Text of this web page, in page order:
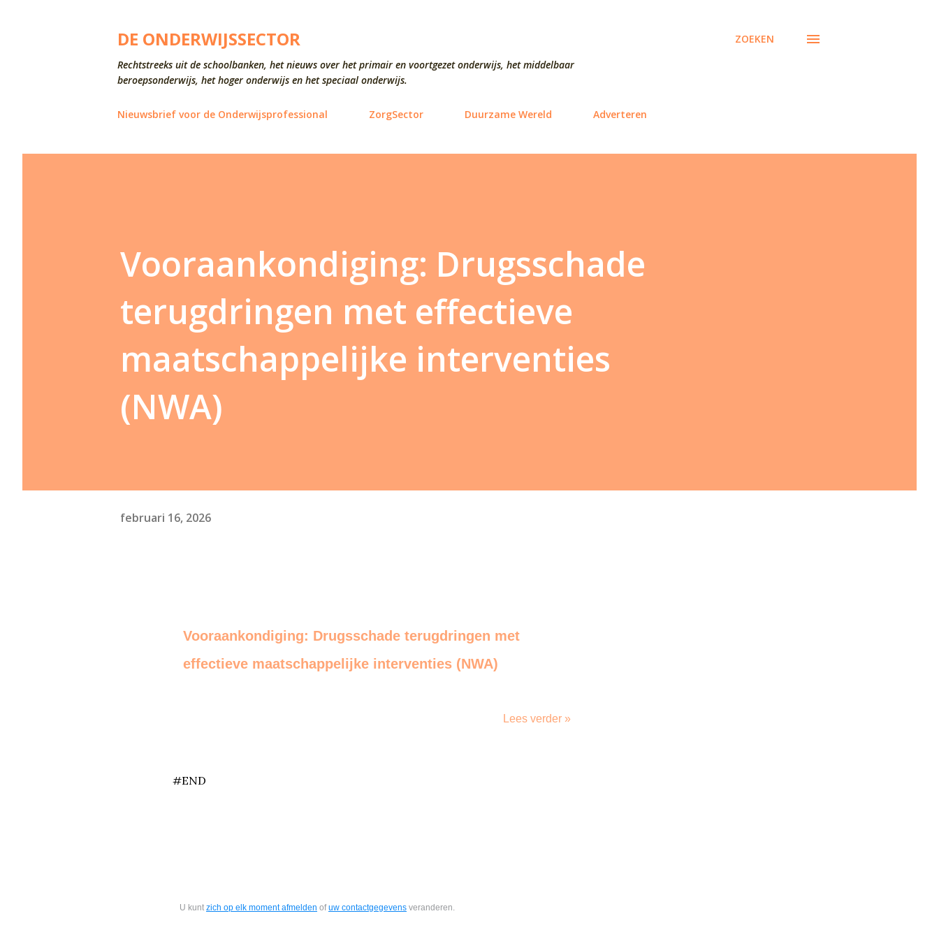
DE ONDERWIJSSECTOR
Rechtstreeks uit de schoolbanken, het nieuws over het primair en voortgezet onderwijs, het middelbaar
beroepsonderwijs, het hoger onderwijs en het speciaal onderwijs.
ZOEKEN
Nieuwsbrief voor de Onderwijsprofessional ZorgSector Duurzame Wereld Adverteren
Vooraankondiging: Drugsschade
terugdringen met effectieve
maatschappelijke interventies
(NWA)
februari 16, 2026
Vooraankondiging: Drugsschade terugdringen met
effectieve maatschappelijke interventies (NWA)
Lees verder »
#END
U kunt zich op elk moment afmelden ofuw contactgegevens veranderen.